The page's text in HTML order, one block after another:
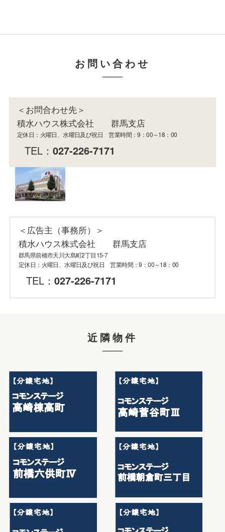
お問い合わせ
＜お問合わせ先＞
積水ハウス株式会社 群馬支店
定休日：火曜日、水曜日及び祝日 営業時間：9：00～18：00
TEL：027-226-7171
＜広告主（事務所）＞
積水ハウス株式会社 群馬支店
群馬県前橋市天川大島町2丁目15-7
定休日：火曜日、水曜日及び祝日 営業時間：9：00～18：00
TEL： 027-226-7171
近隣物件